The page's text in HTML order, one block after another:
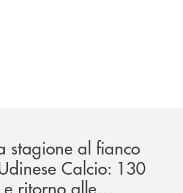
stagione al fianco
Calcio: 130
ritorno alle